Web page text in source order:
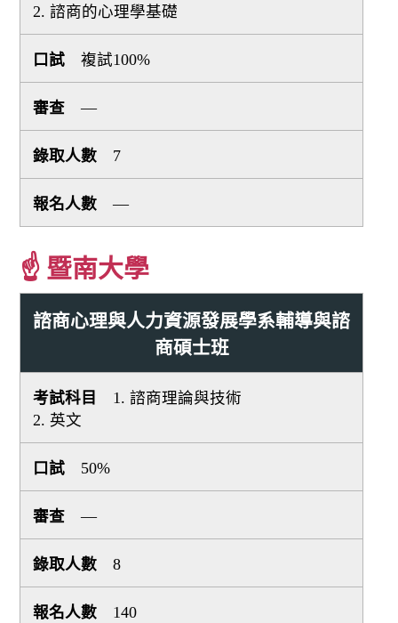
2. 諮商的心理學基礎
複試100%
—
7
—
☝ 暨南大學
諮商心理與人力資源發展學系輔導與諮
商碩士班
1. 諮商理論與技術
2. 英文
50%
—
8
140